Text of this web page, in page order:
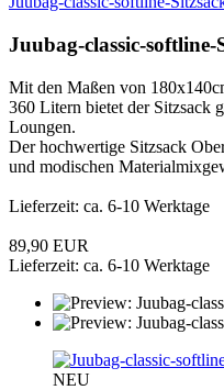
Juubag-classic-softline-
Mit den Maßen von
360 Litern bietet der Sitzsack
Loungen.
Der hochwertige Sitzsack
und modischen
Lieferzeit: ca. 6-10 Werktage
89,90 EUR
Lieferzeit: ca. 6-10 Werktage
NEU